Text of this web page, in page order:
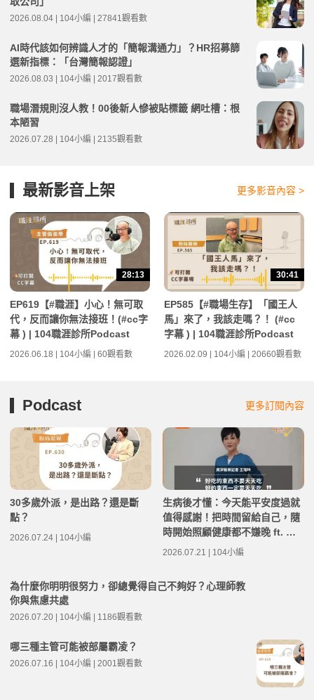
2026.08.04 | 104小編 | 27841觀看數
AI時代該如何辨識人才的「簡報溝通力」？HR招募篩
選新指標：「台灣簡報認證」
2026.08.03 | 104小編 | 2017觀看數
職場潛規則沒人教！00後新人慘被貼標籤 網吐槽：根
本陋習
2026.07.28 | 104小編 | 2135觀看數
最新影音上架 更多影音內容 >
28:13
EP619【#職涯】小心！無可取
代，反而讓你無法接班！(#cc字
幕 ) | 104職涯診所Podcast
2026.06.18 | 104小編 | 60觀看數
30:41
EP585【#職場生存】「國王人
馬」來了，我該走嗎？！ (#cc
字幕 ) | 104職涯診所Podcast
2026.02.09 | 104小編 | 20660觀看數
Podcast 更多訂閱內容
30多歲外派，是出路？還是斷
點？
2026.07.24 | 104小編
生病後才懂：今天能平安度過就
值得感謝！把時間留給自己，隨
時開始照顧健康都不嫌晚 ft. 資
深醫藥記者王瑞玲 | 高年級不打
2026.07.21 | 104小編
為什麼你明明很努力，卻總覺得自己不夠好？心理師教
你與焦慮共處
2026.07.20 | 104小編 | 1186觀看數
哪三種主管可能被部屬霸凌？
2026.07.16 | 104小編 | 2001觀看數